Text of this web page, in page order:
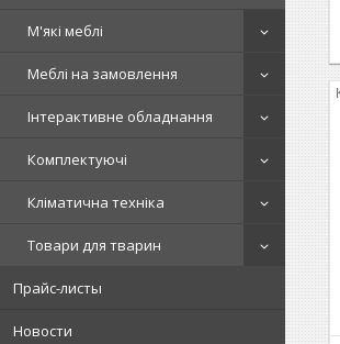
М'які меблі
Меблі на замовлення
Інтерактивне обладнання
Комплектуючі
Кліматична техніка
Товари для тварин
Прайс-листы
Новости